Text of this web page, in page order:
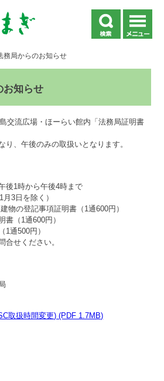
務局からのお知らせ
お知らせ
交流広場・ほーらい館内「法務局証明書
り、午後のみの取扱いとなります。
後1時から午後4時まで
月3日を除く）
物の登記事項証明書（1通600円）
書（1通600円）
1通500円）
合せください。
取扱時間変更) (PDF 1.7MB)